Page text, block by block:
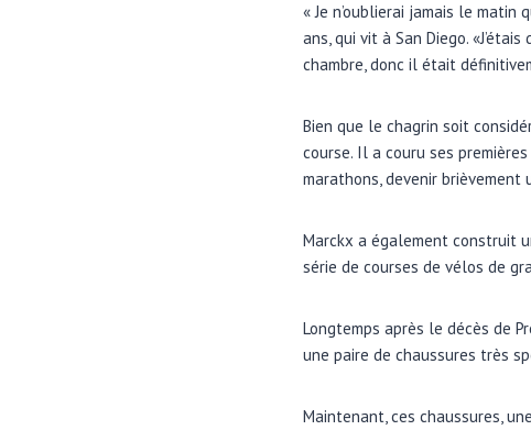
« Je n’oublierai jamais le matin
ans, qui vit à San Diego.
chambre, donc il était
Bien que le chagrin soit
course. Il a couru ses
marathons, devenir
Marckx a également construit
série de courses de vélos de
Longtemps après le décès de
une paire de chaussures très
Maintenant, ces chaussures,